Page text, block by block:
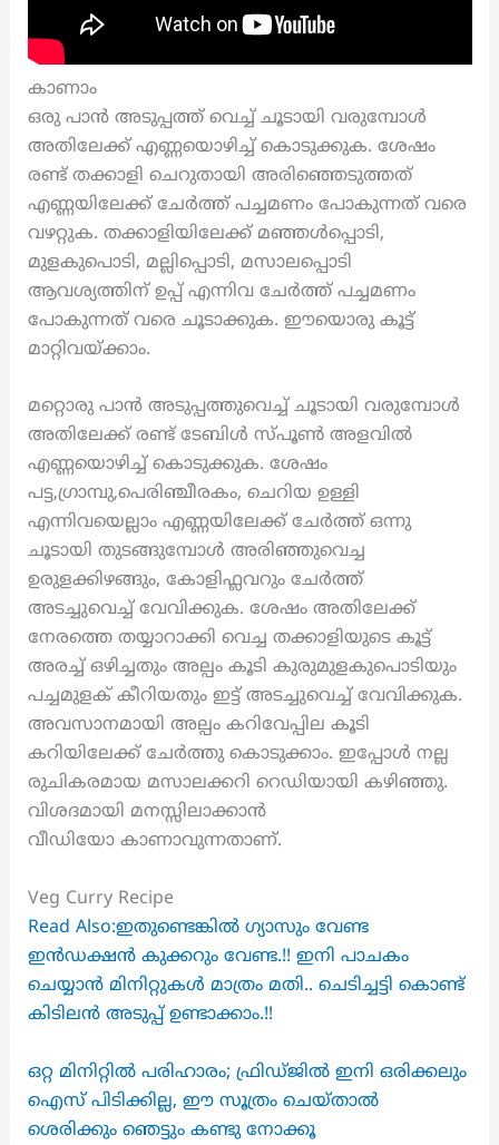
കാണാം
ഒരു പാൻ അടുപ്പത്ത് വെച്ച് ചൂടായി വരുമ്പോൾ
അതിലേക്ക് എണ്ണയൊഴിച്ച് കൊടുക്കുക. ശേഷം
രണ്ട് തക്കാളി ചെറുതായി അരിഞ്ഞെടുത്തത്
എണ്ണയിലേക്ക് ചേർത്ത് പച്ചമണം പോകുന്നത് വരെ
വഴറ്റുക. തക്കാളിയിലേക്ക് മഞ്ഞൾപ്പൊടി,
മുളകുപൊടി, മല്ലിപ്പൊടി, മസാലപ്പൊടി
ആവശ്യത്തിന് ഉപ്പ് എന്നിവ ചേർത്ത് പച്ചമണം
പോകുന്നത് വരെ ചൂടാക്കുക. ഈയൊരു കൂട്ട്
മാറ്റിവയ്ക്കാം.
മറ്റൊരു പാൻ അടുപ്പത്തുവെച്ച് ചൂടായി വരുമ്പോൾ
അതിലേക്ക് രണ്ട് ടേബിൾ സ്പൂൺ അളവിൽ
എണ്ണയൊഴിച്ച് കൊടുക്കുക. ശേഷം
പട്ട,ഗ്രാമ്പു,പെരിഞ്ചീരകം, ചെറിയ ഉള്ളി
എന്നിവയെല്ലാം എണ്ണയിലേക്ക് ചേർത്ത് ഒന്നു
ചൂടായി തുടങ്ങുമ്പോൾ അരിഞ്ഞുവെച്ച
ഉരുളക്കിഴങ്ങും, കോളിഫ്ലവറും ചേർത്ത്
അടച്ചുവെച്ച് വേവിക്കുക. ശേഷം അതിലേക്ക്
നേരത്തെ തയ്യാറാക്കി വെച്ച തക്കാളിയുടെ കൂട്ട്
അരച്ച് ഒഴിച്ചതും അല്പം കൂടി കുരുമുളകുപൊടിയും
പച്ചമുളക് കീറിയതും ഇട്ട് അടച്ചുവെച്ച് വേവിക്കുക.
അവസാനമായി അല്പം കറിവേപ്പില കൂടി
കറിയിലേക്ക് ചേർത്തു കൊടുക്കാം. ഇപ്പോൾ നല്ല
രുചികരമായ മസാലക്കറി റെഡിയായി കഴിഞ്ഞു.
വിശദമായി മനസ്സിലാക്കാൻ
വീഡിയോ കാണാവുന്നതാണ്.
Veg Curry Recipe
Read Also:ഇതുണ്ടെങ്കിൽ ഗ്യാസും വേണ്ട
ഇൻഡക്ഷൻ കുക്കറും വേണ്ട.!! ഇനി പാചകം
ചെയ്യാൻ മിനിറ്റുകൾ മാത്രം മതി.. ചെടിച്ചട്ടി കൊണ്ട്
കിടിലൻ അടുപ്പ് ഉണ്ടാക്കാം.!!
ഒറ്റ മിനിറ്റിൽ പരിഹാരം; ഫ്രിഡ്ജിൽ ഇനി ഒരിക്കലും
ഐസ് പിടിക്കില്ല, ഈ സൂത്രം ചെയ്‌താൽ
ശെരിക്കും ഞെട്ടും കണ്ടു നോക്കൂ